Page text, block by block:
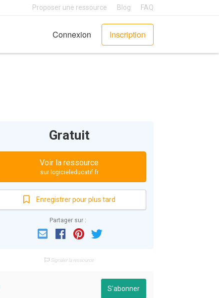
Proposer une ressource Blog FAQ
Connexion Inscription
Gratuit
Voir la ressource
sur logicieleducatif.fr
Enregistrer pour plus tard
Partager sur :
EmailFacebook
Pinterest
Signaler la ressource
S'abonner